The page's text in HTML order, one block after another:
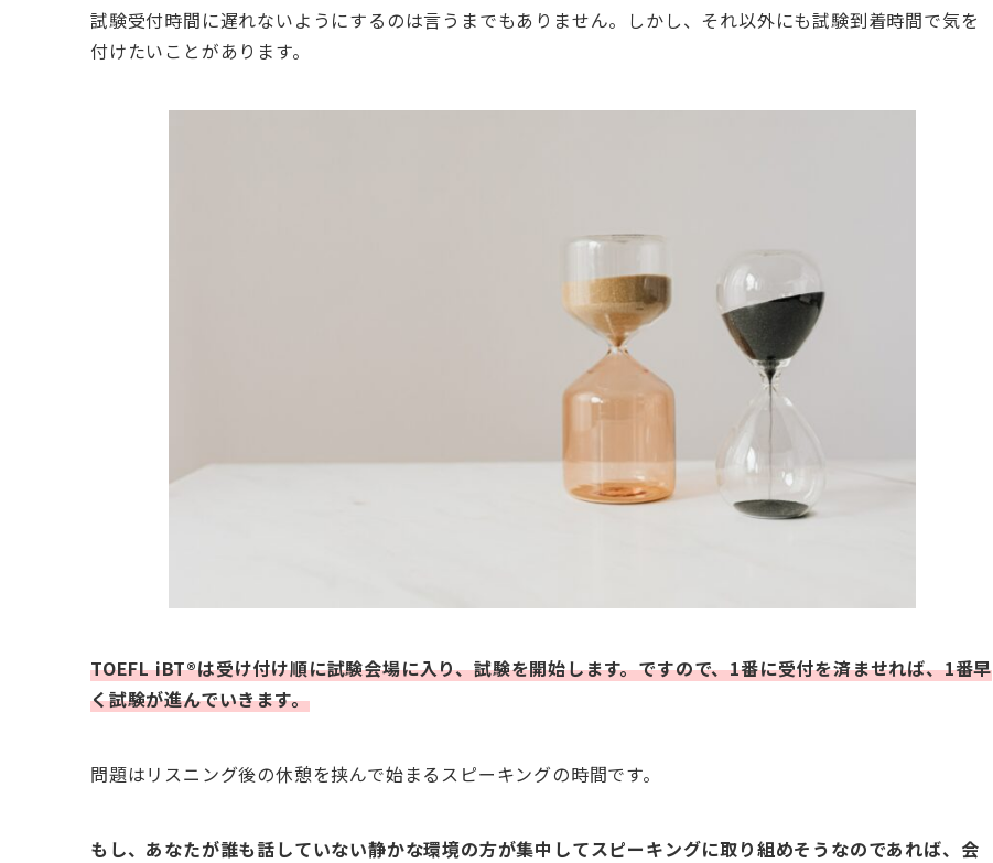
試験受付時間に遅れないようにするのは言うまでもありません。しかし、それ以外にも試験到着時間で気を
付けたいことがあります。
TOEFL iBT®は受け付け順に試験会場に入り、試験を開始します。ですので、1番に受付を済ませれば、1番早
く試験が進んでいきます。
問題はリスニング後の休憩を挟んで始まるスピーキングの時間です。
もし、あなたが誰も話していない静かな環境の方が集中してスピーキングに取り組めそうなのであれば、会